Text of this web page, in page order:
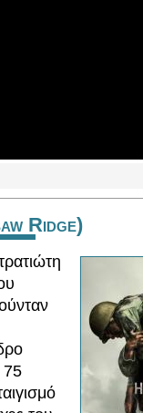
Ridge)
75